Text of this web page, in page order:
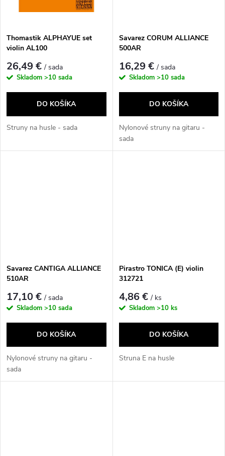
v
v
Thomastik ALPHAYUE set
violin AL100
26,49 €/ sada
Skladom >10 sada
DO KOŠÍKA
Struny na husle - sada
Savarez CORUM ALLIANCE
500AR
16,29 €/ sada
Skladom >10 sada
DO KOŠÍKA
Nylonové struny na gitaru -
sada
Savarez CANTIGA ALLIANCE
510AR
17,10 €/ sada
Skladom >10 sada
DO KOŠÍKA
Nylonové struny na gitaru -
sada
Pirastro TONICA (E) violin
312721
4,86 €/ ks
Skladom >10 ks
DO KOŠÍKA
Struna E na husle